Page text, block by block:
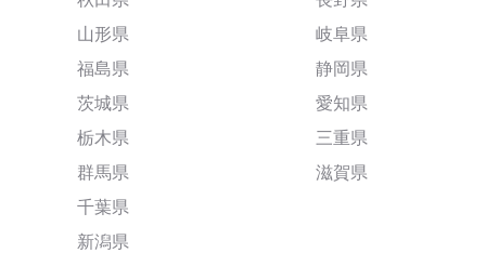
山形県
福島県
茨城県
栃木県
群馬県
千葉県
新潟県
岐阜県
静岡県
愛知県
三重県
滋賀県